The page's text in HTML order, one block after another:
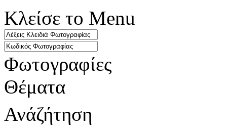
Κλείσε το Menu
Φωτογραφίες
Θέματα
Ανάζήτηση